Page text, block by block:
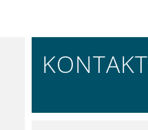
KONTAKT